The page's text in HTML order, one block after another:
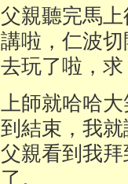
父親聽完馬
講啦，仁波
去玩了啦，
上師就哈哈
到結束，我
父親看到我
了。